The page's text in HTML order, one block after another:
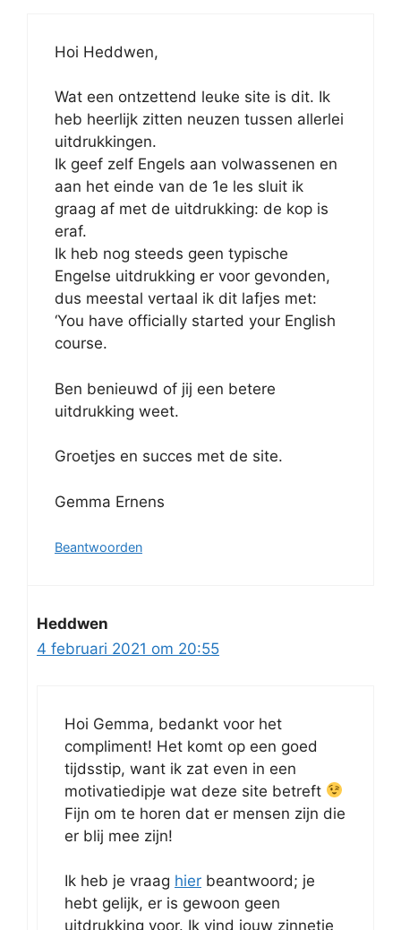
Hoi Heddwen,
Wat een ontzettend leuke site is dit. Ik
heb heerlijk zitten neuzen tussen allerlei
uitdrukkingen.
Ik geef zelf Engels aan volwassenen en
aan het einde van de 1e les sluit ik
graag af met de uitdrukking: de kop is
eraf.
Ik heb nog steeds geen typische
Engelse uitdrukking er voor gevonden,
dus meestal vertaal ik dit lafjes met:
‘You have officially started your English
course.
Ben benieuwd of jij een betere
uitdrukking weet.
Groetjes en succes met de site.
Gemma Ernens
Beantwoorden
Heddwen
4 februari 2021 om 20:55
Hoi Gemma, bedankt voor het
compliment! Het komt op een goed
tijdsstip, want ik zat even in een
motivatiedipje wat deze site betreft
Fijn om te horen dat er mensen zijn die
er blij mee zijn!
Ik heb je vraag hier beantwoord; je
hebt gelijk, er is gewoon geen
uitdrukking voor. Ik vind jouw zinnetje